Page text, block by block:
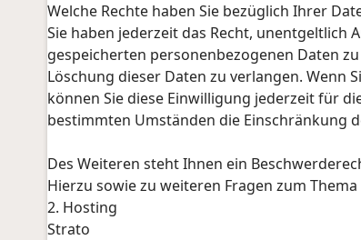
Welche Rechte haben Sie bezüglich Ihrer
Sie haben jederzeit das Recht,
gespeicherten personenbezogenen Daten
Löschung dieser Daten zu verlangen. Wenn
können Sie diese Einwilligung jederzeit für
bestimmten Umständen die Einschränkung
Des Weiteren steht Ihnen ein
Hierzu sowie zu weiteren Fragen zum
2. Hosting
Strato